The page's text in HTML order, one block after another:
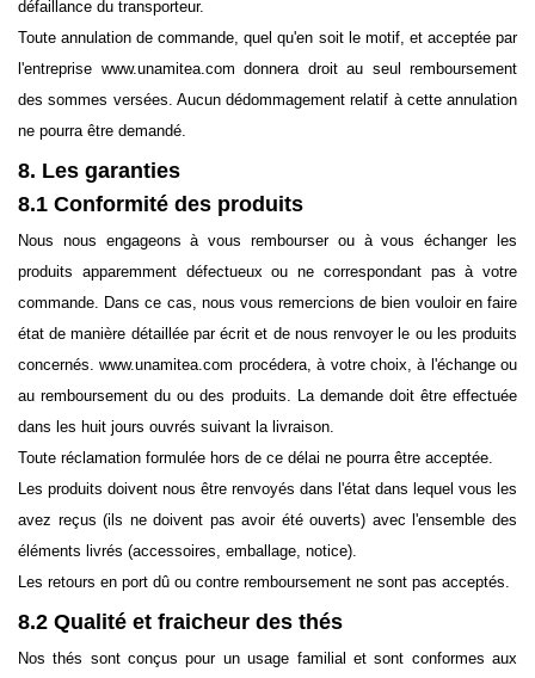
défaillance du transporteur.
Toute annulation de commande, quel qu'en soit le motif, et acceptée par
l'entreprise www.unamitea.com donnera droit au seul remboursement
des sommes versées. Aucun dédommagement relatif à cette annulation
ne pourra être demandé.
8. Les garanties
8.1 Conformité des produits
Nous nous engageons à vous rembourser ou à vous échanger les
produits apparemment défectueux ou ne correspondant pas à votre
commande. Dans ce cas, nous vous remercions de bien vouloir en faire
état de manière détaillée par écrit et de nous renvoyer le ou les produits
concernés. www.unamitea.com procédera, à votre choix, à l'échange ou
au remboursement du ou des produits. La demande doit être effectuée
dans les huit jours ouvrés suivant la livraison.
Toute réclamation formulée hors de ce délai ne pourra être acceptée.
Les produits doivent nous être renvoyés dans l'état dans lequel vous les
avez reçus (ils ne doivent pas avoir été ouverts) avec l'ensemble des
éléments livrés (accessoires, emballage, notice).
Les retours en port dû ou contre remboursement ne sont pas acceptés.
8.2 Qualité et fraicheur des thés
Nos thés sont conçus pour un usage familial et sont conformes aux